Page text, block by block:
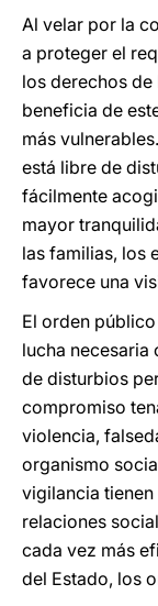
Al velar por la
a proteger el
los derechos
beneficia de
más
está libre de
fácilmente
mayor
las familias, los
favorece una
El orden
lucha necesaria
de disturbios
compromiso
violencia,
organismo
vigilancia
relaciones
cada vez más
del Estado, los